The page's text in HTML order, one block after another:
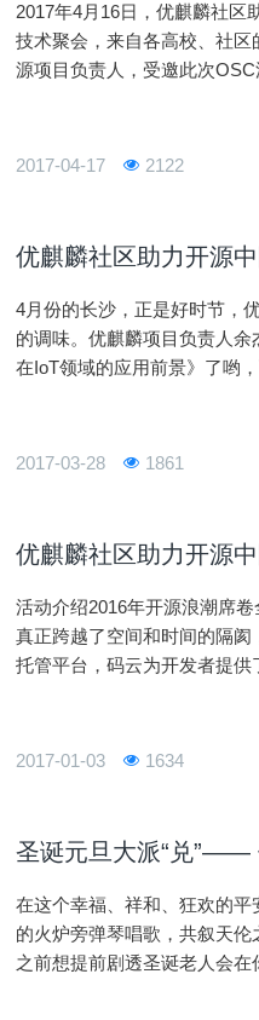
2017年4月16日，优麒麟社区
技术聚会，来自各高校、社区的150余名开源爱
源项目负责人，受邀此次
注，已经进入Ubuntu库，并
2017-04-17 2122
优麒麟社区助力开源
4月份的长沙，正是好时节，
的调味。优麒麟项目负责人
在IoT领域的应用前景》了哟
2017-03-28 1861
优麒麟社区助力开源
活动介绍2016年开源浪潮席
真正跨越了空间和时间的隔
托管平台，码云为开发者提
2017-01-03
1634
圣诞元旦大派“兑”——
在这个幸福、祥和、狂欢的
的火炉旁弹琴唱歌，共叙天
之前想提前剧透圣诞老人会